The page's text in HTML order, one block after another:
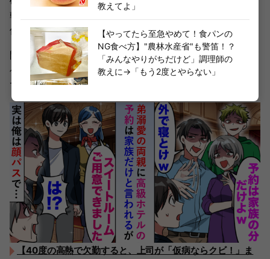
乾燥で固まりやすい性質があります。そのため、袋のまま
保存するのはNG。
開封・未開封に関わらず、密閉できる容器で保存するのが
ベストです。日常的に使う砂糖だからこそ、正しく保存し
て、いつでもおいしく使えるようにしましょう！
【40度の高熱で欠勤すると、上司が「仮病ならクビ！」ま
教えてよ」
【やってたら至急やめて！食パンの
NG食べ方】"農林水産省"も警笛！？
「みんなやりがちだけど」調理師の
教えに→「もう2度とやらない」